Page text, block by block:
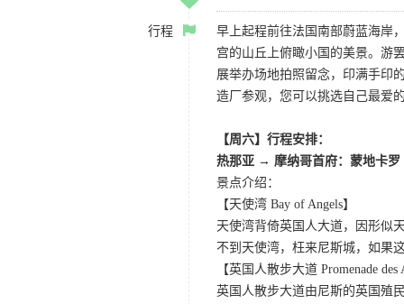
行程
早上起程前往法国南部蔚蓝海岸
宫的山丘上俯瞰小国的美景。游
展举办场地拍照留念，印满手印
造厂参观，您可以挑选自己最爱
【周六】行程安排：
热那亚 → 摩纳哥首府：蒙地卡罗
景点介绍：
【天使湾 Bay of Angels】
天使湾背倚英国人大道，因形似
不到天使湾，枉来尼斯城，如果
【英国人散步大道 Promenade des
英国人散步大道由尼斯的英国殖